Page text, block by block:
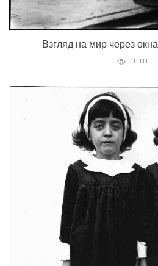
Взгляд на мир через
11 111